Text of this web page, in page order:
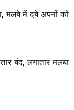
मलबे में दबे अपनों को
बंद, लगातार मलबा